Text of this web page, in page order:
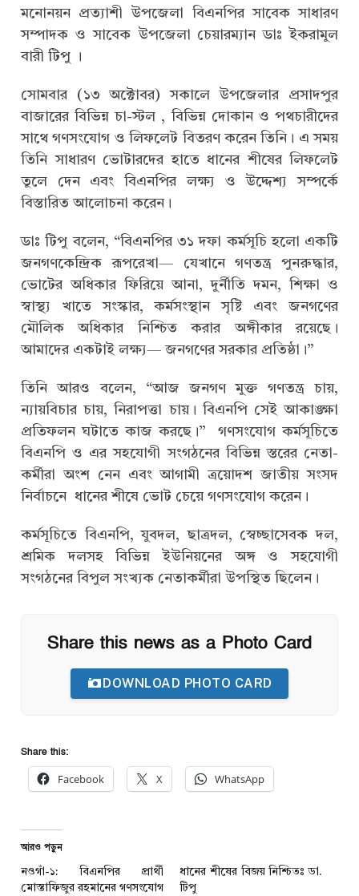
মনোনয়ন প্রত্যাশী উপজেলা বিএনপির সাবেক সাধারণ
সম্পাদক ও সাবেক উপজেলা চেয়ারম্যান ডাঃ ইকরামুল
বারী টিপু ।
সোমবার (১৩ অক্টোবর) সকালে উপজেলার প্রসাদপুর
বাজারের বিভিন্ন চা-স্টল , বিভিন্ন দোকান ও পথচারীদের
সাথে গণসংযোগ ও লিফলেট বিতরণ করেন তিনি। এ সময়
তিনি সাধারণ ভোটারদের হাতে ধানের শীষের লিফলেট
তুলে দেন এবং বিএনপির লক্ষ্য ও উদ্দেশ্য সম্পর্কে
বিস্তারিত আলোচনা করেন।
ডাঃ টিপু বলেন, “বিএনপির ৩১ দফা কর্মসূচি হলো একটি
জনগণকেন্দ্রিক রূপরেখা— যেখানে গণতন্ত্র পুনরুদ্ধার,
ভোটের অধিকার ফিরিয়ে আনা, দুর্নীতি দমন, শিক্ষা ও
স্বাস্থ্য খাতে সংস্কার, কর্মসংস্থান সৃষ্টি এবং জনগণের
মৌলিক অধিকার নিশ্চিত করার অঙ্গীকার রয়েছে।
আমাদের একটাই লক্ষ্য— জনগণের সরকার প্রতিষ্ঠা।”
তিনি আরও বলেন, “আজ জনগণ মুক্ত গণতন্ত্র চায়,
ন্যায়বিচার চায়, নিরাপত্তা চায়। বিএনপি সেই আকাঙ্ক্ষা
প্রতিফলন ঘটাতে কাজ করছে।” গণসংযোগ কর্মসূচিতে
বিএনপি ও এর সহযোগী সংগঠনের বিভিন্ন স্তরের নেতা-
কর্মীরা অংশ নেন এবং আগামী ত্রয়োদশ জাতীয় সংসদ
নির্বাচনে ধানের শীষে ভোট চেয়ে গণসংযোগ করেন।
কর্মসূচিতে বিএনপি, যুবদল, ছাত্রদল, স্বেচ্ছাসেবক দল,
শ্রমিক দলসহ বিভিন্ন ইউনিয়নের অঙ্গ ও সহযোগী
সংগঠনের বিপুল সংখ্যক নেতাকর্মীরা উপস্থিত ছিলেন।
Share this news as a Photo Card
DOWNLOAD PHOTO CARD
Share this:
Facebook X WhatsApp
আরও পড়ুন
নওগাঁ-১: বিএনপির প্রার্থী
মোস্তাফিজুর রহমানের গণসংযোগ
ধানের শীষের বিজয় নিশ্চিতঃ ডা.
টিপু